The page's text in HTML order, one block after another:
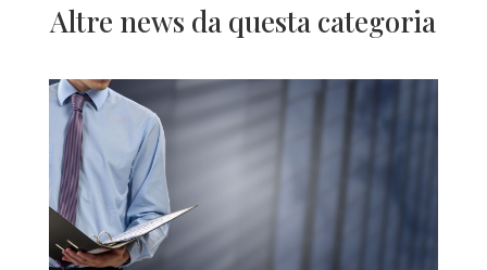
Altre news da questa categoria